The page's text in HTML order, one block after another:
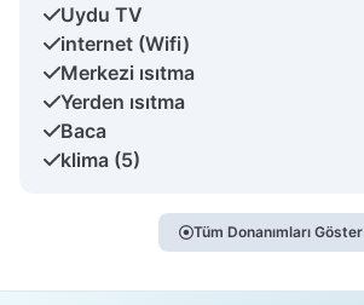
Uydu TV
internet (Wifi)
Merkezi ısıtma
Yerden ısıtma
Baca
klima (5)
Tüm Donanımları Göster